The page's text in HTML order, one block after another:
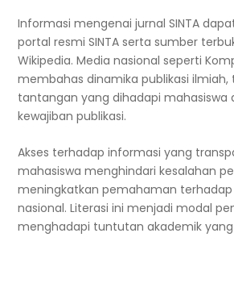
Informasi mengenai jurnal SINTA
portal resmi SINTA serta sumber
Wikipedia. Media nasional seperti
membahas dinamika publikasi ilmiah,
tantangan yang dihadapi
kewajiban publikasi.
Akses terhadap informasi yang
mahasiswa menghindari kesalahan
meningkatkan pemahaman terhadap
nasional. Literasi ini menjadi modal
menghadapi tuntutan akademik yang